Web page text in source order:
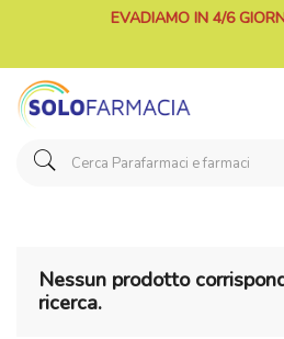
EVADIAMO IN 4/6
Nessun prodotto
ricerca.